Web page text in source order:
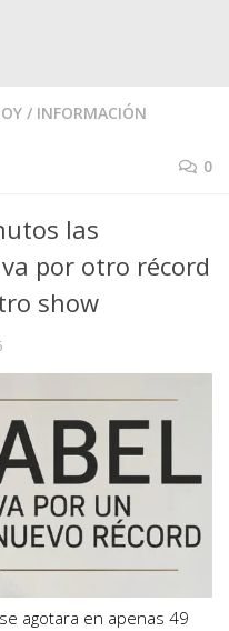
/ INFORMACIÓN
0
las
por otro récord
show
agotara en apenas 49